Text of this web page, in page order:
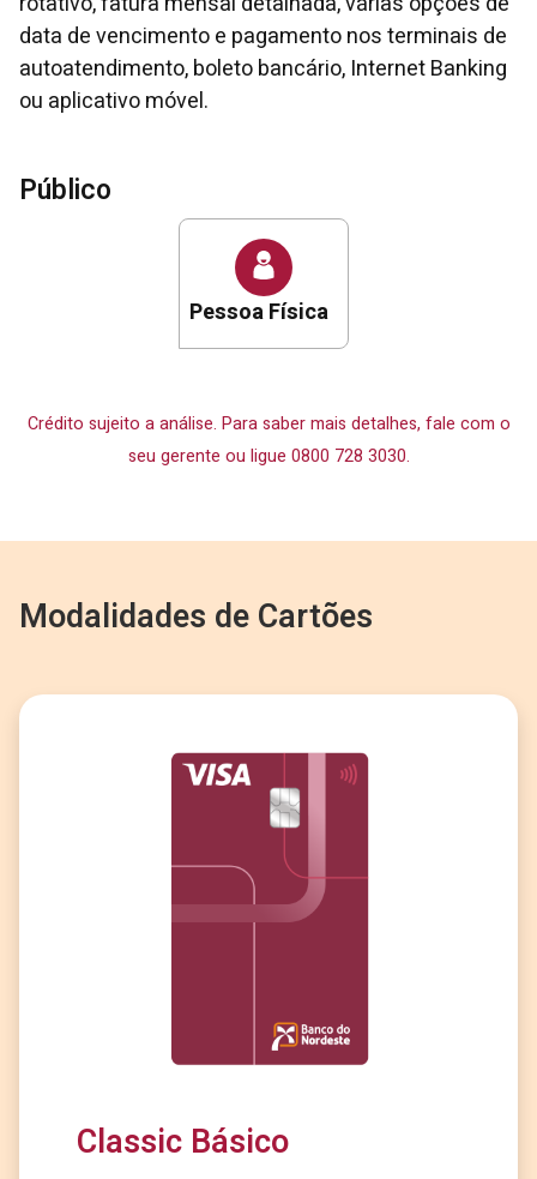
data de vencimento e pagamento nos terminais de
autoatendimento, boleto bancário, Internet Banking
ou aplicativo móvel.
Público
Pessoa Física
Crédito sujeito a análise. Para saber mais detalhes, fale com o
seu gerente ou ligue 0800 728 3030.
Modalidades de Cartões
Classic Básico